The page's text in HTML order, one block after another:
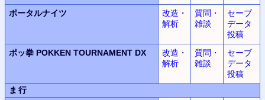
ポータルナイツ
改造・
解析
質問・
雑談
セーブ
データ
投稿
ポッ拳 POKKEN TOURNAMENT DX
改造・
解析
質問・
雑談
セーブ
データ
投稿
ま行